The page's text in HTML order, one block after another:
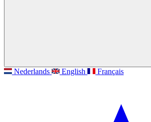
Nederlands English Français